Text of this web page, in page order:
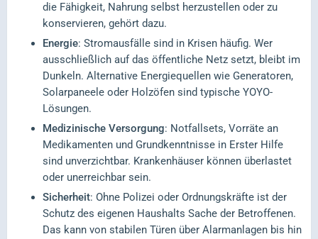
die Fähigkeit, Nahrung selbst herzustellen oder zu
konservieren, gehört dazu.
Energie: Stromausfälle sind in Krisen häufig. Wer
ausschließlich auf das öffentliche Netz setzt, bleibt im
Dunkeln. Alternative Energiequellen wie Generatoren,
Solarpaneele oder Holzöfen sind typische YOYO-
Lösungen.
Medizinische Versorgung: Notfallsets, Vorräte an
Medikamenten und Grundkenntnisse in Erster Hilfe
sind unverzichtbar. Krankenhäuser können überlastet
oder unerreichbar sein.
Sicherheit: Ohne Polizei oder Ordnungskräfte ist der
Schutz des eigenen Haushalts Sache der Betroffenen.
Das kann von stabilen Türen über Alarmanlagen bis hin